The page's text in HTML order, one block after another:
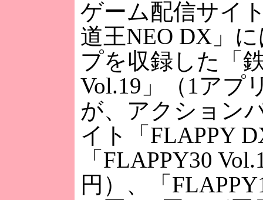
ゲーム配信サイ
道王NEO DX」
プを収録した「
Vol.19」（1アプ
が、アクション
イト「FLAPPY
「FLAPPY30
円）、「